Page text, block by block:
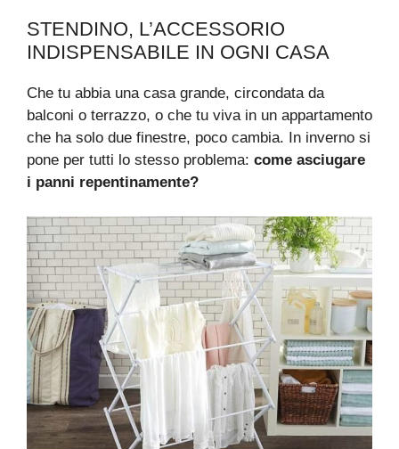
STENDINO, L’ACCESSORIO
INDISPENSABILE IN OGNI CASA
Che tu abbia una casa grande, circondata da
balconi o terrazzo, o che tu viva in un appartamento
che ha solo due finestre, poco cambia. In inverno si
pone per tutti lo stesso problema: come asciugare
i panni repentinamente?